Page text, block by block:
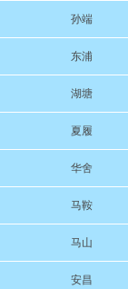
孙端
东浦
湖塘
夏履
华舍
马鞍
马山
安昌